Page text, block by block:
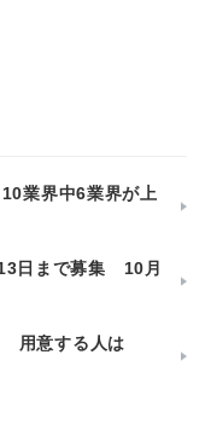
業界中6業界が上
日まで募集 10月
用意する人は